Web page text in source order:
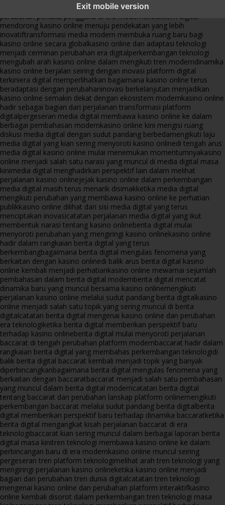
Exit mobile version
perkembangan kasino online mencerminkan
perubahan perilaku pengguna di era modernekosistem digital
mendorong kasino online menuju pendekatan yang lebih
inovatiftransformasi media modern membuka ruang baru bagi
kasino online secara globalkasino online dan adaptasi teknologi
menjadi cerminan perubahan era digitalperkembangan teknologi
mengubah arah kasino online dalam mengikuti tren moderndinamika
kasino online berjalan seiring dengan inovasi platform digital
terkiniera digital memperlihatkan bagaimana kasino online terus
beradaptasi dengan perubahaninovasi berkelanjutan menjadikan
kasino online semakin dekat dengan ekosistem modernkasino online
hadir sebagai bagian dari perjalanan transformasi platform
digitalpergeseran media digital membawa kasino online ke dalam
berbagai pembahasan modernkasino online kini mengisi ruang
diskusi media digital dengan sudut pandang berbedamengikuti laju
media digital yang kian sering menyoroti kasino onlinedi tengah arus
media digital kasino online mulai menemukan momentumnyakasino
online menjadi salah satu narasi yang muncul di media digital masa
kinimedia digital menghadirkan perspektif lain dalam melihat
perjalanan kasino onlinejejak kasino online dalam perkembangan
media digital masih terus menarik disimakketika media digital
mengikuti perubahan yang membawa kasino online ke perhatian
publikkasino online dilihat dari sisi media digital yang terus
menciptakan inovasicatatan perjalanan media digital yang ikut
membentuk narasi tentang kasino onlineberita digital mulai
menyoroti perubahan yang mengiringi kasino onlinekasino online
hadir dalam rangkaian berita digital yang terus
berkembangbagaimana berita digital mengulas fenomena yang
berkaitan dengan kasino onlinedi balik arus berita digital kasino
online kembali menjadi perhatiankasino online mewarnai sejumlah
pembahasan dalam berita digital modernberita digital mencatat
dinamika baru yang muncul bersama kasino onlinemengikuti
perjalanan kasino online melalui sudut pandang berita digitalkasino
online menjadi salah satu topik yang sering muncul di berita
digitalcatatan berita digital mengenai kasino online dan perubahan
era teknologiketika berita digital memberikan perspektif baru
terhadap kasino onlineberita digital mulai menyoroti perjalanan
baccarat di tengah perubahan platform modernbaccarat hadir dalam
rangkaian berita digital yang membahas perkembangan teknologidi
balik berita digital baccarat kembali menjadi topik yang banyak
diperbincangkanbagaimana berita digital mengulas fenomena yang
berkaitan dengan baccaratbaccarat menjadi salah satu pembahasan
yang muncul dalam berita digital moderncatatan berita digital
tentang baccarat dan perubahan lanskap platform onlinemengikuti
perkembangan baccarat melalui sudut pandang berita digitalberita
digital memberikan perspektif baru terhadap dinamika baccaratketika
berita digital mengangkat kisah perjalanan baccarat di era
teknologibaccarat kian sering muncul dalam berbagai laporan berita
digital masa kinitren teknologi membawa kasino online ke dalam
perbincangan baru di era modernkasino online muncul seiring
pergeseran tren platform teknologimelihat arah tren teknologi yang
mengiringi perjalanan kasino onlineketika kasino online menjadi
bagian dari perubahan tren dunia digitalcatatan tren teknologi
mengenai kasino online dan perubahan platform interaktifkasino
online kembali disorot dalam perkembangan tren teknologi masa